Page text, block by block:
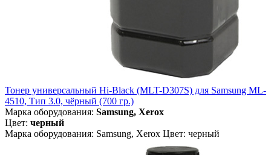
Тонер универсальный Hi-Black (MLT-D307S) для Samsung ML-
4510, Тип 3.0, чёрный (700 гр.)
Марка оборудования: Samsung, Xerox
Цвет: черный
Марка оборудования: Samsung, Xerox Цвет: черный